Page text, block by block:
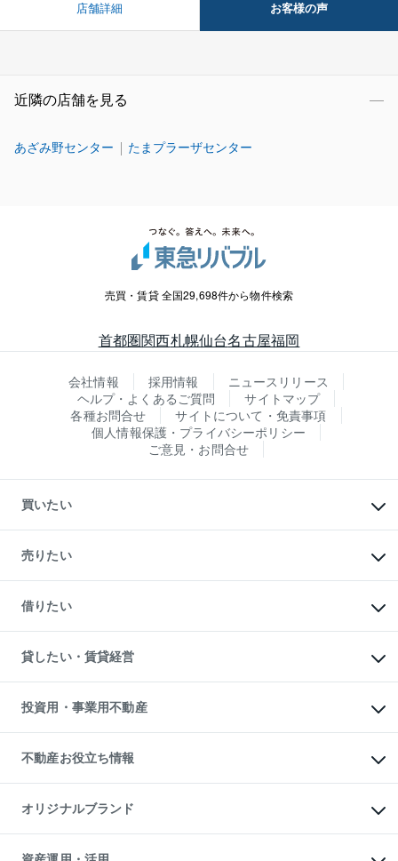
店舗詳細 お客様の声
近隣の店舗を見る
あざみ野センター たまプラーザセンター
売買・賃貸 全国29,698件から物件検索
首都圏関西札幌仙台名古屋福岡
会社情報 採用情報
ニュースリリース
ヘルプ・よくあるご質問
サイトマップ
各種お問合せ
サイトについて・免責事項
個人情報保護・プライバシーポリシー
ご意見・お問合せ
買いたい
新築・分譲マンションの購入
中古マンションの購入
一戸建ての購入
中古一戸建ての購入
不動産購入の流れ
注目キーワード物件特集
購入ガイド
English 繁体中文簡体中文
売りたい
一戸建ての売却・査定
土地の売却・査定
スピードAI査定
不動産査定について
不動産売却の流れ
不動産買換えの流れ
売却ガイド
借りたい
オフィス・店舗の賃貸
借りるときの流れ
借りるガイド
貸したい・賃貸経営
マンション賃料データ
賃貸管理プラン
リロケーションについて
貸すガイド
投資用・事業用不動産
事業用不動産
マンション投資
投資用マンション
アパート経営
収益物件
ビル購入（ビル一棟）
不動産お役立ち情報
マンションライブラリー
人気マンションランキング
暮らしに役立つ不動産メディア
オリジナルブランド
一棟リノベーションマンション